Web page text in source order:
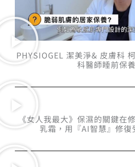
PHYSIOGEL 潔美淨& 皮膚科
科醫師睡前保
《女人我最大》保濕的關鍵在
乳霜，用『AI智慧』修復